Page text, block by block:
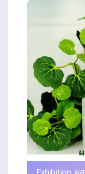
Exhibition ผ